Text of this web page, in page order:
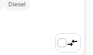
Diesel